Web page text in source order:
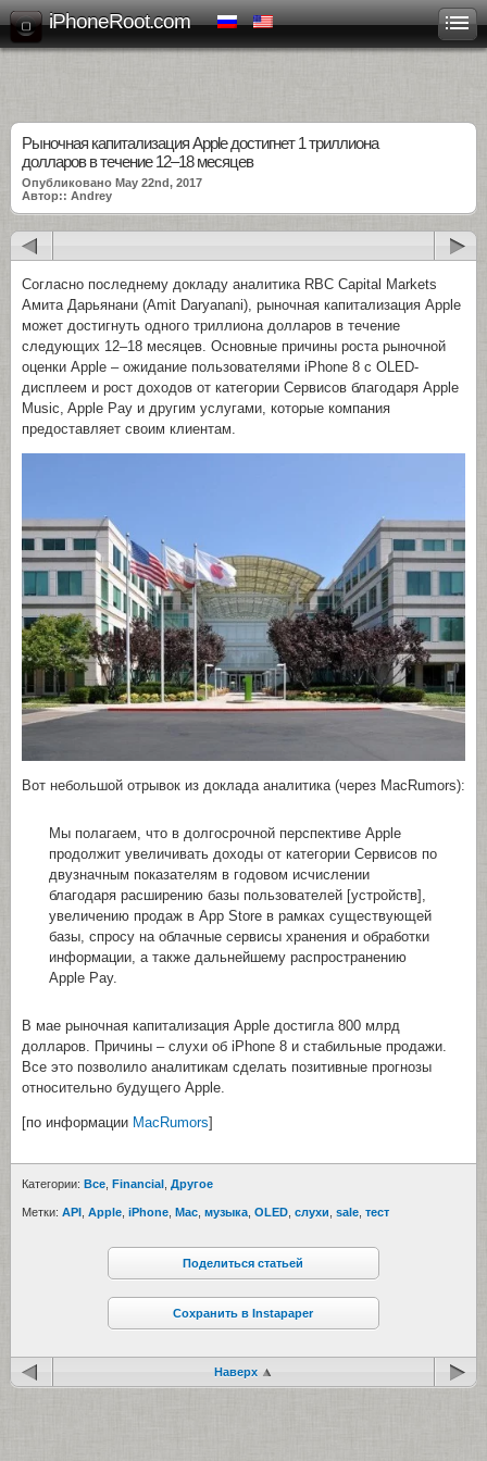
iPhoneRoot.com
Рыночная капитализация Apple достигнет 1 триллиона
долларов в течение 12–18 месяцев
Опубликовано May 22nd, 2017
Автор:: Andrey
Согласно последнему докладу аналитика RBC Capital Markets
Амита Дарьянани (Amit Daryanani), рыночная капитализация Apple
может достигнуть одного триллиона долларов в течение
следующих 12–18 месяцев. Основные причины роста рыночной
оценки Apple – ожидание пользователями iPhone 8 с OLED-
дисплеем и рост доходов от категории Сервисов благодаря Apple
Music, Apple Pay и другим услугами, которые компания
предоставляет своим клиентам.
Вот небольшой отрывок из доклада аналитика (через MacRumors):
Мы полагаем, что в долгосрочной перспективе Apple
продолжит увеличивать доходы от категории Сервисов по
двузначным показателям в годовом исчислении
благодаря расширению базы пользователей [устройств],
увеличению продаж в App Store в рамках существующей
базы, спросу на облачные сервисы хранения и обработки
информации, а также дальнейшему распространению
Apple Pay.
В мае рыночная капитализация Apple достигла 800 млрд
долларов. Причины – слухи об iPhone 8 и стабильные продажи.
Все это позволило аналитикам сделать позитивные прогнозы
относительно будущего Apple.
[по информации MacRumors]
Категории: Все Financial Другое
Метки: API Apple iPhone Mac музыка OLED cлухи sale тест
Поделиться статьей
Сохранить в Instapaper
Наверх